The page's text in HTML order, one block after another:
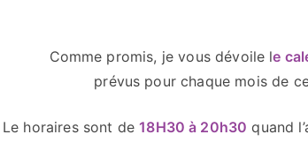
Comme promis, je vous dévoile le
prévus pour chaque mois de
Le horaires sont de18H30 à 20h30 quand